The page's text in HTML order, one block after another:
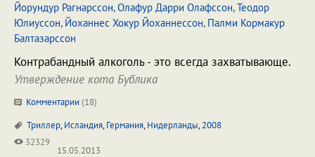
Йорундур Рагнарссон,Олафур Дарри Олафссон,Теодор
Юлиуссон, Йоханнес Хокур Йоханнессон, Палми Кормакур
Балтазарссон
Контрабандный алкоголь - это всегда захватывающе.
Утверждение кота Бублика
Комментарии (18)
Триллер,Исландия,Германия,Нидерланды,2008
32329
15.05.2013